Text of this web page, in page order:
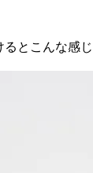
とこんな感じ